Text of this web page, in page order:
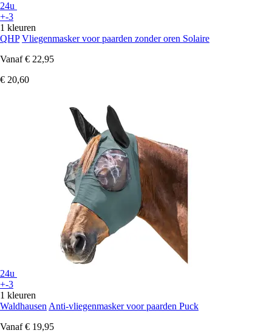
24u
+-3
1 kleuren
QHP Vliegenmasker voor paarden zonder oren Solaire
Vanaf € 22,95
€ 20,60
24u
+-3
1 kleuren
Waldhausen Anti-vliegenmasker voor paarden Puck
Vanaf € 19,95